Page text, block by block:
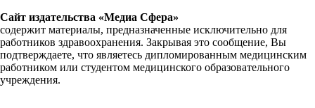
Сайт издательства «Медиа Сфера»
содержит материалы, предназначенные исключительно для
работников здравоохранения. Закрывая это сообщение, Вы
подтверждаете, что являетесь дипломированным медицинским
работником или студентом медицинского образовательного
учреждения.